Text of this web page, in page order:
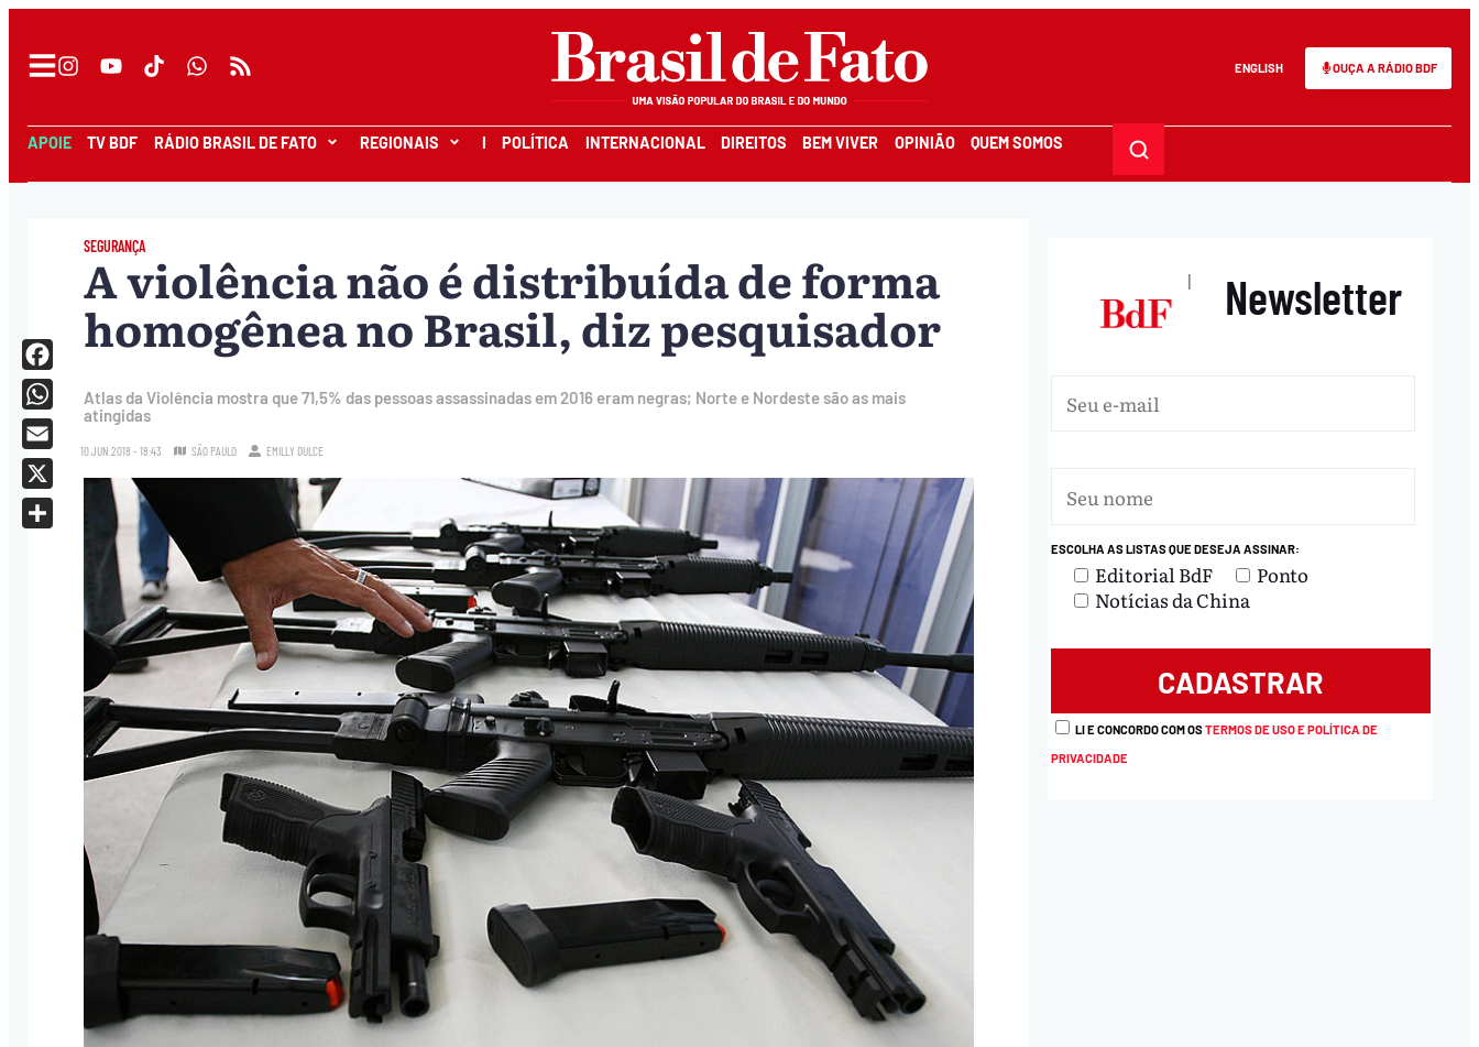
ENGLISH OUÇA A RÁDIO BDF
APOIE TV BDF RÁDIO BRASIL DE FATO REGIONAIS I POLÍTICA INTERNACIONAL DIREITOS BEM VIVER OPINIÃO QUEM SOMOS
SEGURANÇA
A violência não é distribuída de forma
homogênea no Brasil, diz pesquisador
Atlas da Violência mostra que 71,5% das pessoas assassinadas em 2016 eram negras; Norte e Nordeste são as mais
atingidas
10.JUN.2018 - 18:43 SÃO PAULO EMILLY DULCE
Facebook
WhatsApp
Email
X
| Newsletter
ESCOLHA AS LISTAS QUE DESEJA ASSINAR:
Editorial BdF
Ponto
Notícias da China
LI E CONCORDO COM OSTERMOS DE USO E POLÍTICA DE
PRIVACIDADE